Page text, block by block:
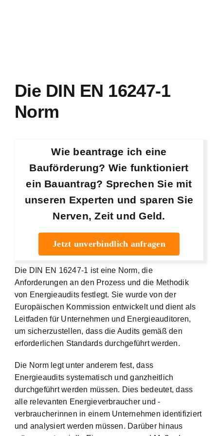
Die DIN EN 16247-1
Norm
Wie beantrage ich eine
Bauförderung? Wie funktioniert
ein Bauantrag? Sprechen Sie mit
unseren Experten und sparen Sie
Nerven, Zeit und Geld.
Jetzt unverbindlich anfragen
Die DIN EN 16247-1 ist eine Norm, die
Anforderungen an den Prozess und die Methodik
von Energieaudits festlegt. Sie wurde von der
Europäischen Kommission entwickelt und dient als
Leitfaden für Unternehmen und Energieauditoren,
um sicherzustellen, dass die Audits gemäß den
erforderlichen Standards durchgeführt werden.
Die Norm legt unter anderem fest, dass
Energieaudits systematisch und ganzheitlich
durchgeführt werden müssen. Dies bedeutet, dass
alle relevanten Energieverbraucher und -
verbraucherinnen in einem Unternehmen identifiziert
und analysiert werden müssen. Darüber hinaus